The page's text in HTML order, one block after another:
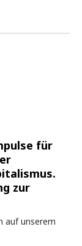
für
zur
auf unserem